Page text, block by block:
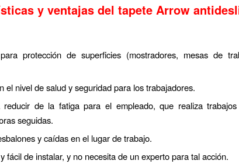
y ventajas del tapete Arrow
protección de superficies (mostradores, mesas de
el nivel de salud y seguridad para los trabajadores.
reducir de la fatiga para el empleado, que realiza
seguidas.
y caídas en el lugar de trabajo.
fácil de instalar, y no necesita de un experto para tal acción.